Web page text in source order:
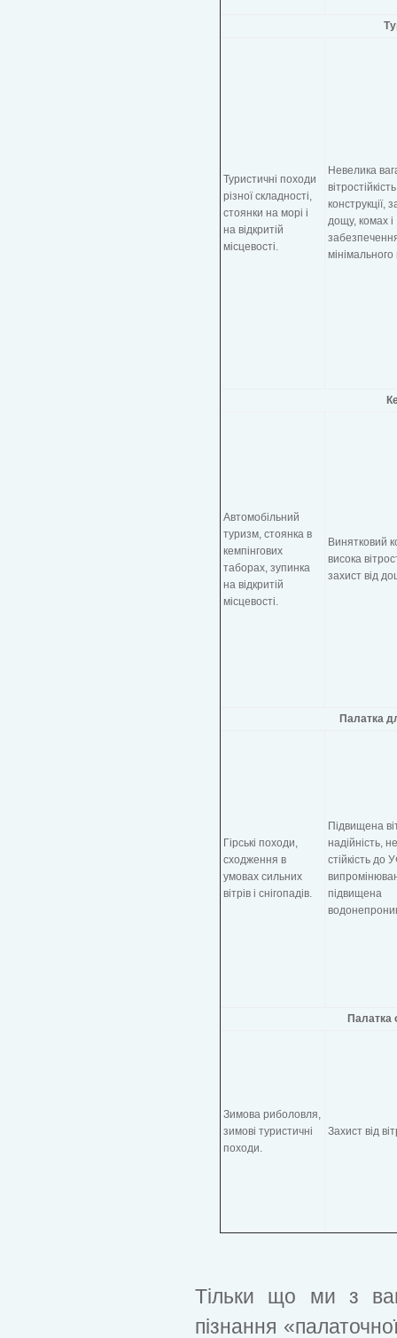
Туристичні походи
різної складності,
стоянки на морі і
на відкритій
місцевості.
Невелика
конструкції,
дощу, комах і
Автомобільний
туризм, стоянка в
кемпінгових
таборах, зупинка
на відкритій
місцевості.
Винятковий
висока
захист від
Палатка
Гірські походи,
сходження в
умовах сильних
вітрів і снігопадів.
Підвищена
надійність,
стійкість до
підвищена
Палатка
Зимова риболовля,
зимові туристичні
походи.
Захист від
Тільки що ми з
пізнання